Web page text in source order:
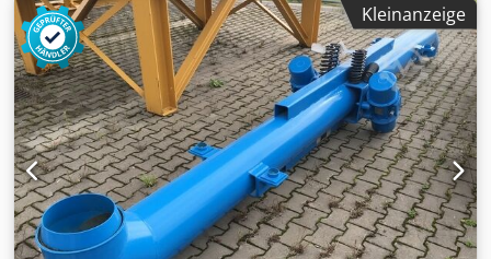
Kleinanzeige